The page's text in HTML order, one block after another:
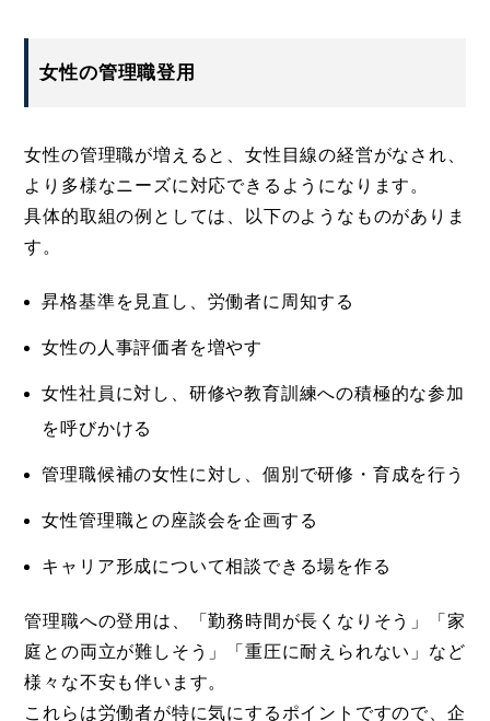
女性の管理職登用
女性の管理職が増えると、女性目線の経営がなされ、
より多様なニーズに対応できるようになります。
具体的取組の例としては、以下のようなものがありま
す。
昇格基準を見直し、労働者に周知する
女性の人事評価者を増やす
女性社員に対し、研修や教育訓練への積極的な参加
を呼びかける
管理職候補の女性に対し、個別で研修・育成を行う
女性管理職との座談会を企画する
キャリア形成について相談できる場を作る
管理職への登用は、「勤務時間が長くなりそう」「家
庭との両立が難しそう」「重圧に耐えられない」など
様々な不安も伴います。
これらは労働者が特に気にするポイントですので、企